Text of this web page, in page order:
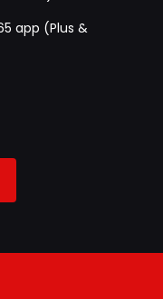
app (Plus &